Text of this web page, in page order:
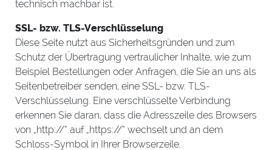
technisch machbar ist.
SSL- bzw. TLS-Verschlüsselung
Diese Seite nutzt aus Sicherheitsgründen und zum
Schutz der Übertragung vertraulicher Inhalte, wie zum
Beispiel Bestellungen oder Anfragen, die Sie an uns als
Seitenbetreiber senden, eine SSL- bzw. TLS-
Verschlüsselung. Eine verschlüsselte Verbindung
erkennen Sie daran, dass die Adresszeile des Browsers
von „http://“ auf „https://“ wechselt und an dem
Schloss-Symbol in Ihrer Browserzeile.